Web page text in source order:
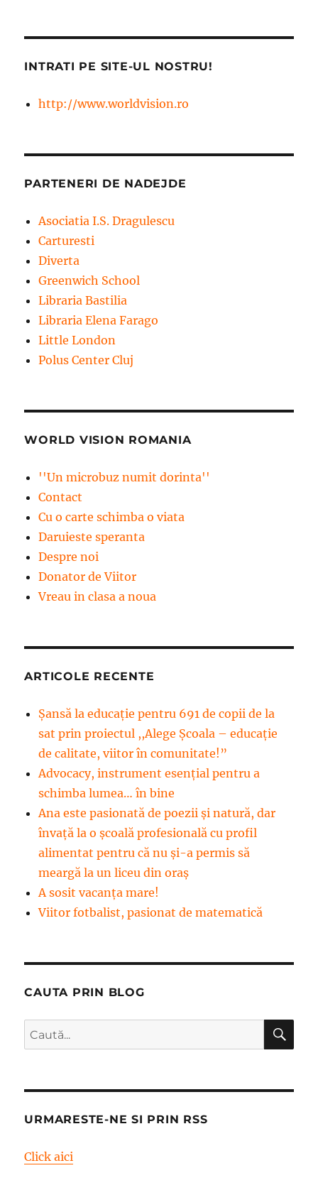
INTRATI PE SITE-UL NOSTRU!
http://www.worldvision.ro
PARTENERI DE NADEJDE
Asociatia I.S. Dragulescu
Carturesti
Diverta
Greenwich School
Libraria Bastilia
Libraria Elena Farago
Little London
Polus Center Cluj
WORLD VISION ROMANIA
''Un microbuz numit dorinta''
Contact
Cu o carte schimba o viata
Daruieste speranta
Despre noi
Donator de Viitor
Vreau in clasa a noua
ARTICOLE RECENTE
Șansă la educație pentru 691 de copii de la
sat prin proiectul ,,Alege Școala – educație
de calitate, viitor în comunitate!”
Advocacy, instrument esenţial pentru a
schimba lumea… în bine
Ana este pasionată de poezii și natură, dar
învață la o școală profesională cu profil
alimentat pentru că nu și-a permis să
meargă la un liceu din oraș
A sosit vacanța mare!
Viitor fotbalist, pasionat de matematică
CAUTA PRIN BLOG
Caută
după:
URMARESTE-NE SI PRIN RSS
Click aici